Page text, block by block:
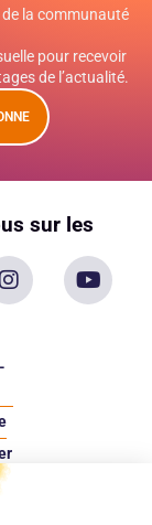
la communauté
pour recevoir
de l’actualité.
sur les